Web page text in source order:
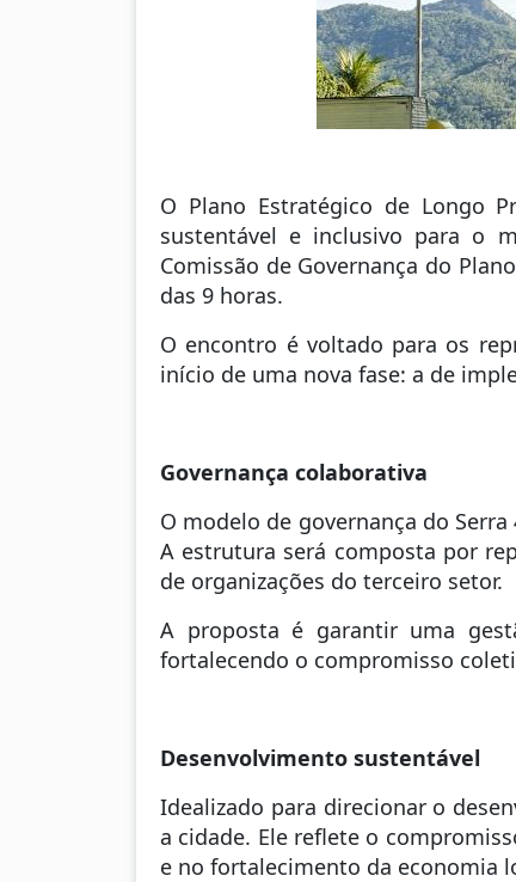
O Plano Estratégico de Longo
sustentável e inclusivo para o
Comissão de Governança do
das 9 horas.
O encontro é voltado para os
início de uma nova fase: a de
Governança colaborativa
O modelo de governança do
A estrutura será composta por
de organizações do terceiro setor.
A proposta é garantir uma
fortalecendo o compromisso
Desenvolvimento sustentável
Idealizado para direcionar o
a cidade. Ele reflete o
e no fortalecimento da economia